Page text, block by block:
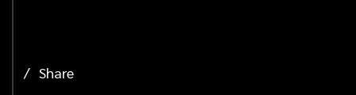
Share